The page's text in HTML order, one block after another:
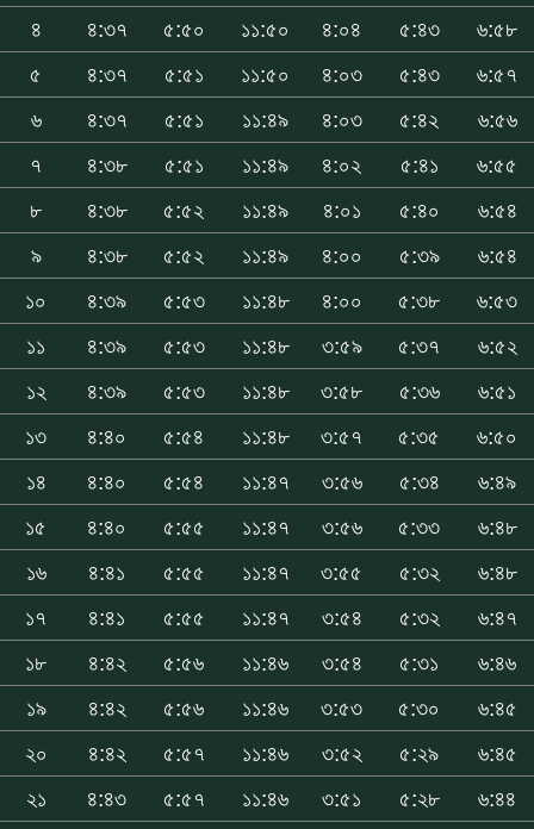
৪
৪:৩৭ ৫:৫০ ১১:৫০ ৪:০৪ ৫:৪৩
৬:৫৮
৫
৪:৩৭ ৫:৫১ ১১:৫০ ৪:০৩ ৫:৪৩
৬:৫৭
৬
৪:৩৭ ৫:৫১ ১১:৪৯ ৪:০৩ ৫:৪২
৬:৫৬
৭
৪:৩৮ ৫:৫১ ১১:৪৯ ৪:০২ ৫:৪১
৬:৫৫
৮
৪:৩৮ ৫:৫২ ১১:৪৯ ৪:০১ ৫:৪০
৬:৫৪
৯
৪:৩৮ ৫:৫২ ১১:৪৯ ৪:০০ ৫:৩৯
৬:৫৪
১০
৪:৩৯ ৫:৫৩ ১১:৪৮ ৪:০০ ৫:৩৮
৬:৫৩
১১
৪:৩৯ ৫:৫৩ ১১:৪৮ ৩:৫৯ ৫:৩৭
৬:৫২
১২
৪:৩৯ ৫:৫৩ ১১:৪৮ ৩:৫৮ ৫:৩৬
৬:৫১
১৩
৪:৪০ ৫:৫৪ ১১:৪৮ ৩:৫৭ ৫:৩৫
৬:৫০
১৪
৪:৪০ ৫:৫৪ ১১:৪৭ ৩:৫৬ ৫:৩৪
৬:৪৯
১৫
৪:৪০ ৫:৫৫ ১১:৪৭ ৩:৫৬ ৫:৩৩
৬:৪৮
১৬
৪:৪১ ৫:৫৫ ১১:৪৭ ৩:৫৫ ৫:৩২
৬:৪৮
১৭
৪:৪১ ৫:৫৫ ১১:৪৭ ৩:৫৪ ৫:৩২
৬:৪৭
১৮
৪:৪২ ৫:৫৬ ১১:৪৬ ৩:৫৪ ৫:৩১
৬:৪৬
১৯
৪:৪২ ৫:৫৬ ১১:৪৬ ৩:৫৩ ৫:৩০
৬:৪৫
২০
৪:৪২ ৫:৫৭ ১১:৪৬ ৩:৫২ ৫:২৯
৬:৪৫
২১
৪:৪৩ ৫:৫৭ ১১:৪৬ ৩:৫১ ৫:২৮
৬:৪৪